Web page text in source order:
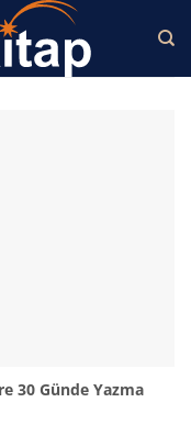
30 Günde Yazma